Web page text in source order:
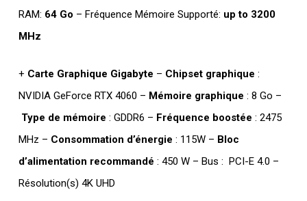
RAM: 64 Go – Fréquence Mémoire Supporté: up to 3200
MHz
+ Carte Graphique Gigabyte – Chipset graphique :
NVIDIA GeForce RTX 4060 – Mémoire graphique : 8 Go –
Type de mémoire : GDDR6 – Fréquence boostée : 2475
MHz – Consommation d’énergie : 115W – Bloc
d’alimentation recommandé : 450 W – Bus : PCI-E 4.0 –
Résolution(s) 4K UHD